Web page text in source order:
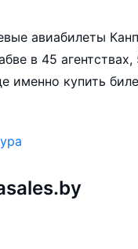
авиабилеты
в 45 агентствах,
именно купить